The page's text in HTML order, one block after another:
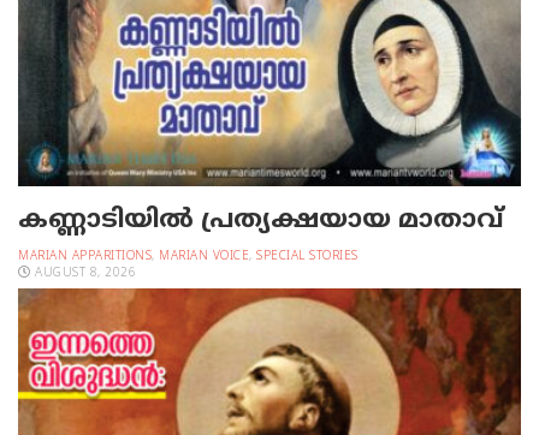
കണ്ണാടിയില്‍ പ്രത്യക്ഷയായ മാതാവ്
MARIAN APPARITIONS, MARIAN VOICE, SPECIAL STORIES
AUGUST 8, 2026